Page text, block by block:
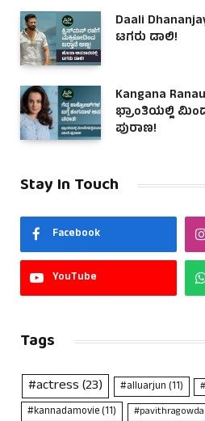
Daali
ಟಗರು ಡಾಲಿ!
Kangana
ಭ್ರಾಂತಿಯಲ್ಲಿ
ಪುರಾಣ!
Stay In Touch
Facebook
YouTube
Tags
#actress(23) #alluarjun(11)
#kannadamovie(11) #pavithragowda